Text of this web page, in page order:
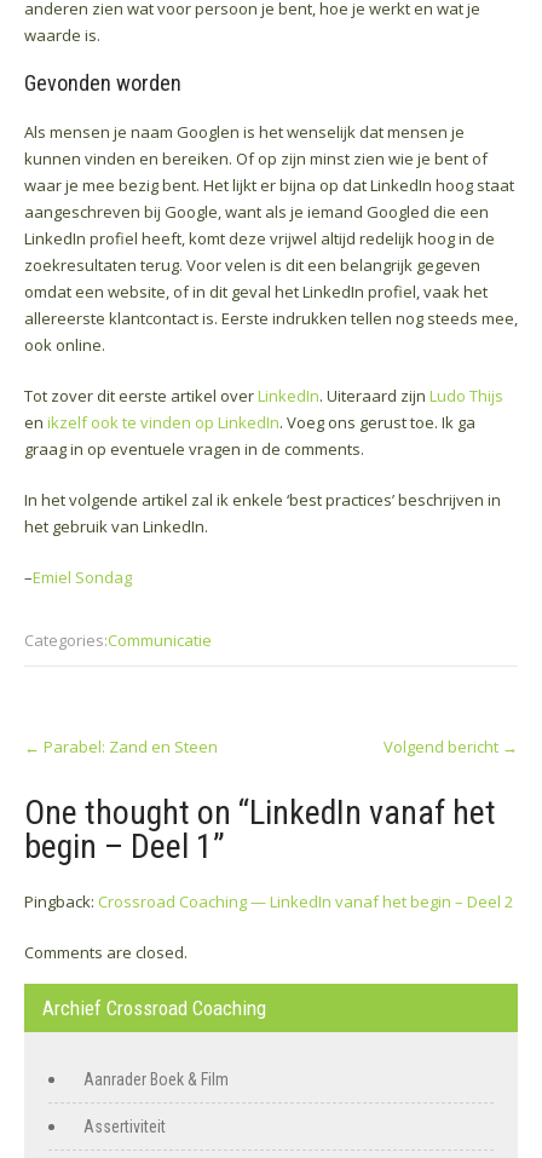
anderen zien wat voor persoon je bent, hoe je werkt en wat je
waarde is.
Gevonden worden
Als mensen je naam Googlen is het wenselijk dat mensen je
kunnen vinden en bereiken. Of op zijn minst zien wie je bent of
waar je mee bezig bent. Het lijkt er bijna op dat LinkedIn hoog staat
aangeschreven bij Google, want als je iemand Googled die een
LinkedIn profiel heeft, komt deze vrijwel altijd redelijk hoog in de
zoekresultaten terug. Voor velen is dit een belangrijk gegeven
omdat een website, of in dit geval het LinkedIn profiel, vaak het
allereerste klantcontact is. Eerste indrukken tellen nog steeds mee,
ook online.
Tot zover dit eerste artikel overLinkedIn. Uiteraard zijn Ludo Thijs
en ikzelf ook te vinden op LinkedIn. Voeg ons gerust toe. Ik ga
graag in op eventuele vragen in de comments.
In het volgende artikel zal ik enkele ‘best practices’ beschrijven in
het gebruik van LinkedIn.
–Emiel Sondag
Categories:Communicatie
navigation
← Parabel: Zand en Steen Volgend bericht →
One thought on “LinkedIn vanaf het
begin – Deel 1”
Pingback: Crossroad Coaching — LinkedIn vanaf het begin – Deel 2
Comments are closed.
Archief Crossroad Coaching
Aanrader Boek & Film
Assertiviteit